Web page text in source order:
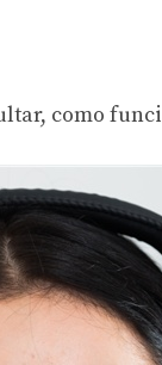
como